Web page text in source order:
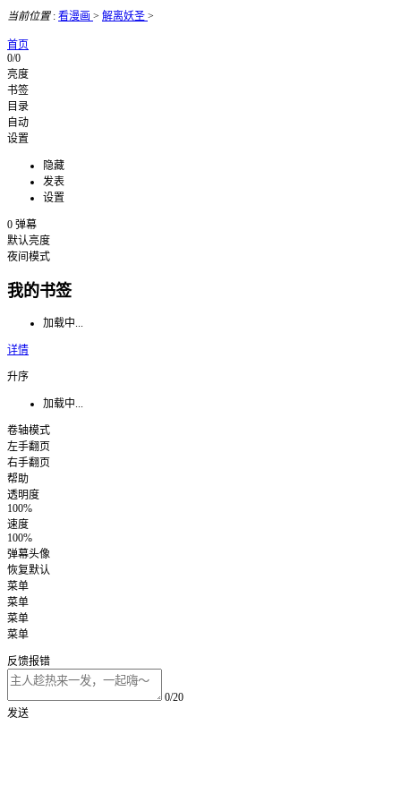
当前位置: 看漫画 > 解离妖圣 >
首页
0/0
亮度
书签
目录
自动
设置
隐藏
发表
设置
0 弹幕
默认亮度
夜间模式
我的书签
加载中...
详情
升序
加载中...
卷轴模式
左手翻页
右手翻页
帮助
透明度
100%
速度
100%
弹幕头像
恢复默认
菜单
菜单
菜单
菜单
反馈报错
0/20
发送